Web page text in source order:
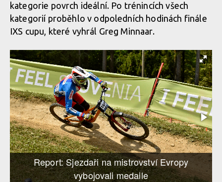
kategorie povrch ideální. Po trénincích všech
kategorií proběhlo v odpoledních hodinách finále
IXS cupu, které vyhrál Greg Minnaar.
Report: Sjezdaři na mistrovství Evropy
vybojovali medaile